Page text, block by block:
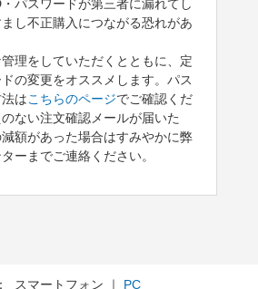
パスワードが第三者に漏れてし
し不正購入につながる恐れがあ
理をしていただくとともに、定
の変更をオススメします。パス
はこちらのページでご確認くだ
ない注文確認メールが届いた
額があった場合はすみやかに弊
ーまでご連絡ください。
スマートフォン ｜ PC